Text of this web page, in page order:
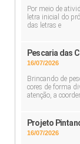
Por meio de
letra inicial do
das letras e
Pescaria das
16/07/2026
Brincando de
cores de forma
atenção, a
Projeto
16/07/2026